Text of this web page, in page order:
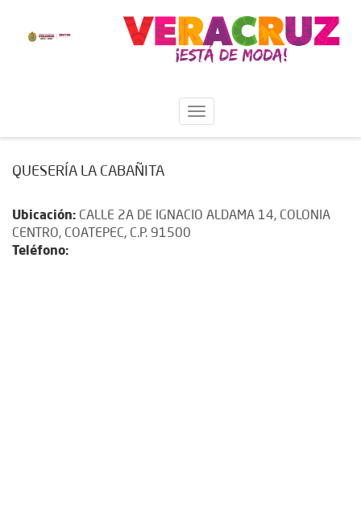
QUESERÍA LA CABAÑITA
Ubicación: CALLE 2A DE IGNACIO ALDAMA 14, COLONIA
CENTRO, COATEPEC, C.P. 91500
Teléfono: